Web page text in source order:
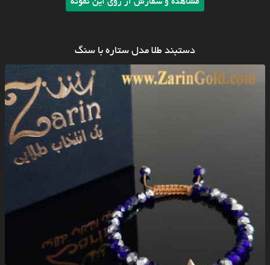
دستبند طلا مدل ستاره با سنگ